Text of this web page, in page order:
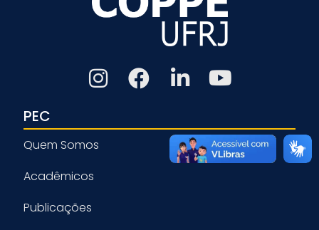
PEC
Quem Somos
Acadêmicos
Publicações